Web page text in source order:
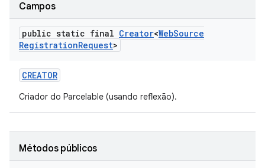
Campos
public static final Creator<WebSource
RegistrationRequest>
CREATOR
Criador do Parcelable (usando reflexão).
Métodos públicos